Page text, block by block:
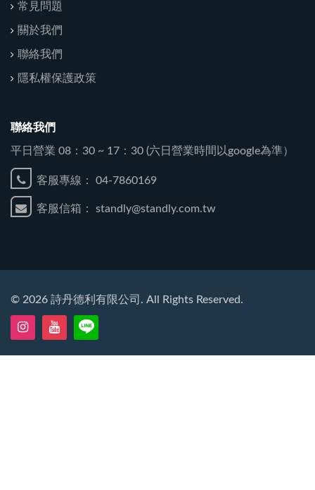
常見問題
關於我們
聯絡我們
隱私權保護政策
聯絡我們
平日營業 08：30 ~ 17：30 (六日營業時間以google為準）
客服專線： 04-7860169
客服信箱： standly@standly.com.tw
© 2026 詩丹德利有限公司. All Rights Reserved.